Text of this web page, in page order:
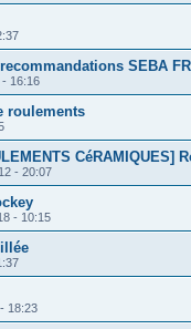
SEBA
16:16
roulements
CéRAMIQUES]
- 20:07
- 10:15
18:23